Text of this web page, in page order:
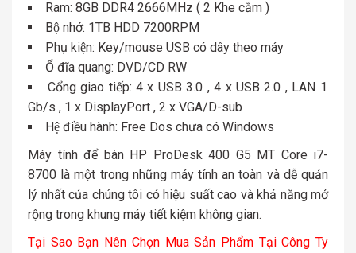
Ram: 8GB DDR4 2666MHz ( 2 Khe cắm )
Bộ nhớ: 1TB HDD 7200RPM
Phụ kiện: Key/mouse USB có dây theo máy
Ổ đĩa quang: DVD/CD RW
Cổng giao tiếp: 4 x USB 3.0 , 4 x USB 2.0 , LAN 1
Gb/s , 1 x DisplayPort , 2 x VGA/D-sub
Hệ điều hành: Free Dos chưa có Windows
Máy tính để bàn HP ProDesk 400 G5 MT Core i7-
8700 là một trong những máy tính an toàn và dễ quản
lý nhất của chúng tôi có hiệu suất cao và khả năng mở
rộng trong khung máy tiết kiệm không gian.
Tại Sao Bạn Nên Chọn Mua Sản Phẩm Tại Công Ty